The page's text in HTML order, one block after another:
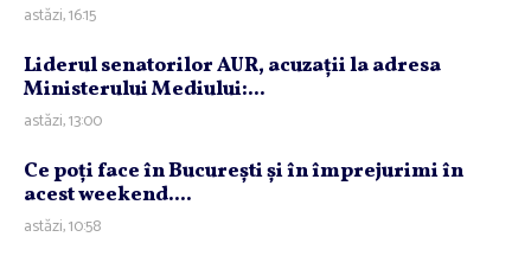
astăzi, 16:15
Liderul senatorilor AUR, acuzaţii la adresa
Ministerului Mediului:...
astăzi, 13:00
Ce poţi face în Bucureşti şi în împrejurimi în
acest weekend....
astăzi, 10:58